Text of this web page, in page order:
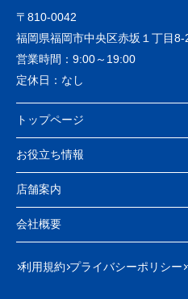
〒810-0042
福岡県福岡市中央区赤坂１丁目
営業時間： 9:00～19:00
定休日： なし
トップページ
お役立ち情報
店舗案内
会社概要
利用規約 プライバシーポリシー